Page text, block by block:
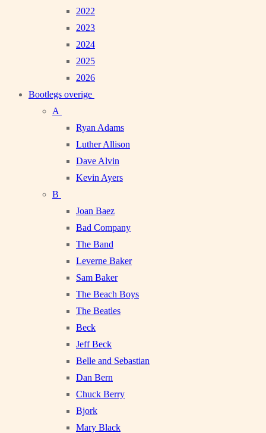
2022
2023
2024
2025
2026
Bootlegs overige
A
Ryan Adams
Luther Allison
Dave Alvin
Kevin Ayers
B
Joan Baez
Bad Company
The Band
Leverne Baker
Sam Baker
The Beach Boys
The Beatles
Beck
Jeff Beck
Belle and Sebastian
Dan Bern
Chuck Berry
Bjork
Mary Black